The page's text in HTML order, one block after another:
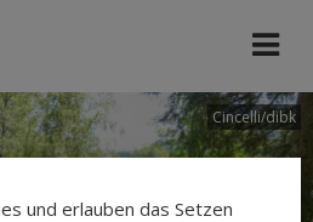
Cincelli/dibk
und erlauben das Setzen